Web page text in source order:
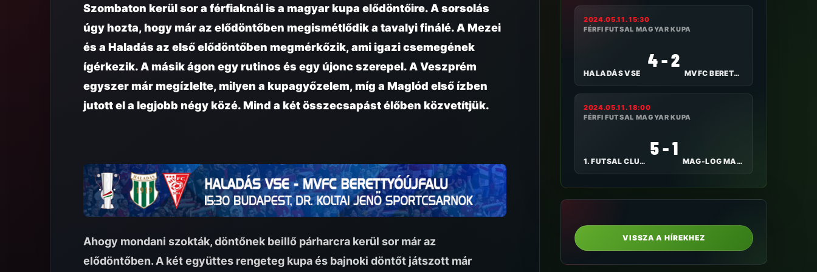
Szombaton kerül sor a férfiaknál is a magyar kupa elődöntőire. A sorsolás
úgy hozta, hogy már az elődöntőben megismétlődik a tavalyi finálé. A Mezei
és a Haladás az első elődöntőben megmérkőzik, ami igazi csemegének
ígérkezik. A másik ágon egy rutinos és egy újonc szerepel. A Veszprém
egyszer már megízlelte, milyen a kupagyőzelem, míg a Maglód első ízben
jutott el a legjobb négy közé. Mind a két összecsapást élőben közvetítjük.
Ahogy mondani szokták, döntőnek beillő párharcra kerül sor már az
elődöntőben. A két együttes rengeteg kupa és bajnoki döntőt játszott már
2024.05.11. 15:30
FÉRFI FUTSAL MAGYAR KUPA
HALADÁS VSE
4 - 2
MVFC BERETTYÓÚJFALU
2024.05.11. 18:00
FÉRFI FUTSAL MAGYAR KUPA
1. FUTSAL CLUB VESZPRÉM
5 - 1
MAG-LOG MAGLÓDI TC
VISSZA A HÍREKHEZ